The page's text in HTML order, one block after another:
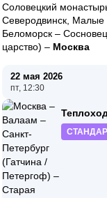
Соловецкий
Северодвинск,
Беломорск – Сосновец
царство) – Москва
22 мая 2026
пт, 12:30